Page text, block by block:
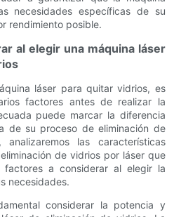
necesidades específicas de su
rendimiento posible.
al elegir una máquina láser
láser para quitar vidrios, es
factores antes de realizar la
puede marcar la diferencia
de su proceso de eliminación de
las características
de vidrios por láser que
a considerar al elegir la
necesidades.
considerar la potencia y